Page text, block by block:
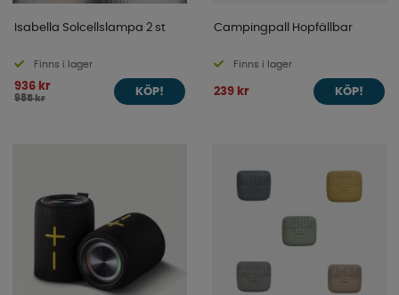
Isabella Solcellslampa 2 st
Finns i lager
936 kr
985 kr
KÖP!
Campingpall Hopfällbar
Finns i lager
239 kr KÖP!